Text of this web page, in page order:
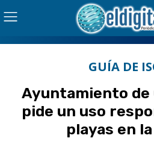
GUÍA DE
Ayuntamiento de
pide un uso
playas en